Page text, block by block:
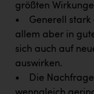
PÜSPÖK
REMAX
RE/MAX Welcome
Resch&Frisch
größten
• Generell stark
allem aber in
sich auch auf
auswirken.
• Die Nachfrage